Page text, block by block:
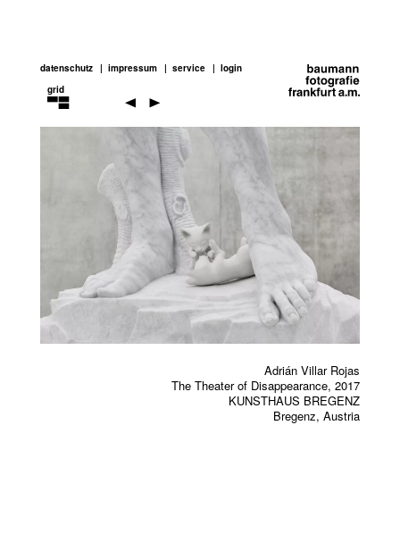
datenschutz impressum service
login
grid
adrian
Adrián Villar Rojas
The Theater of Disappearance, 2017
KUNSTHAUS BREGENZ
Bregenz, Austria